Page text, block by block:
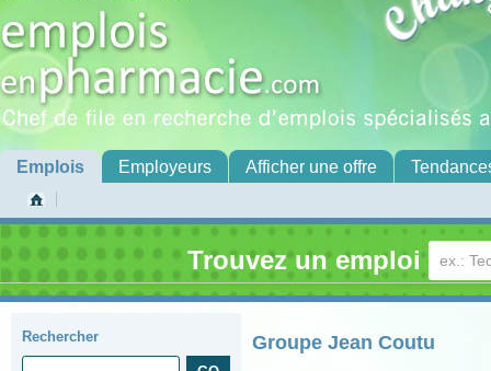
Emplois Employeurs Afficher une offre
Trouvez un emploi
Rechercher Groupe Jean Coutu